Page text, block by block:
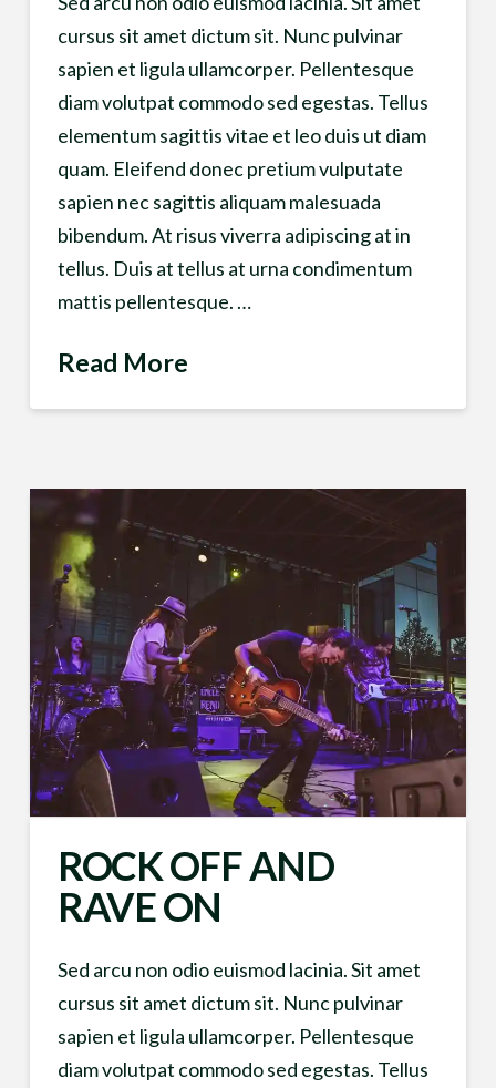
cursus sit amet dictum sit. Nunc pulvinar
sapien et ligula ullamcorper. Pellentesque
diam volutpat commodo sed egestas. Tellus
elementum sagittis vitae et leo duis ut diam
quam. Eleifend donec pretium vulputate
sapien nec sagittis aliquam malesuada
bibendum. At risus viverra adipiscing at in
tellus. Duis at tellus at urna condimentum
mattis pellentesque. …
Read More
ROCK OFF AND
RAVE ON
Sed arcu non odio euismod lacinia. Sit amet
cursus sit amet dictum sit. Nunc pulvinar
sapien et ligula ullamcorper. Pellentesque
diam volutpat commodo sed egestas. Tellus